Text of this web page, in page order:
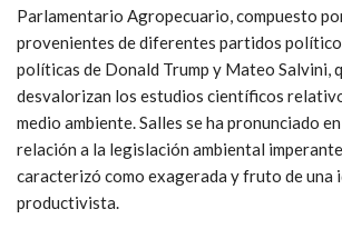
Parlamentario Agropecuario, compuesto
provenientes de diferentes partidos
políticas de Donald Trump y Mateo Salvini,
desvalorizan los estudios científicos
medio ambiente. Salles se ha pronunciado
relación a la legislación ambiental
caracterizó como exagerada y fruto de una
productivista.